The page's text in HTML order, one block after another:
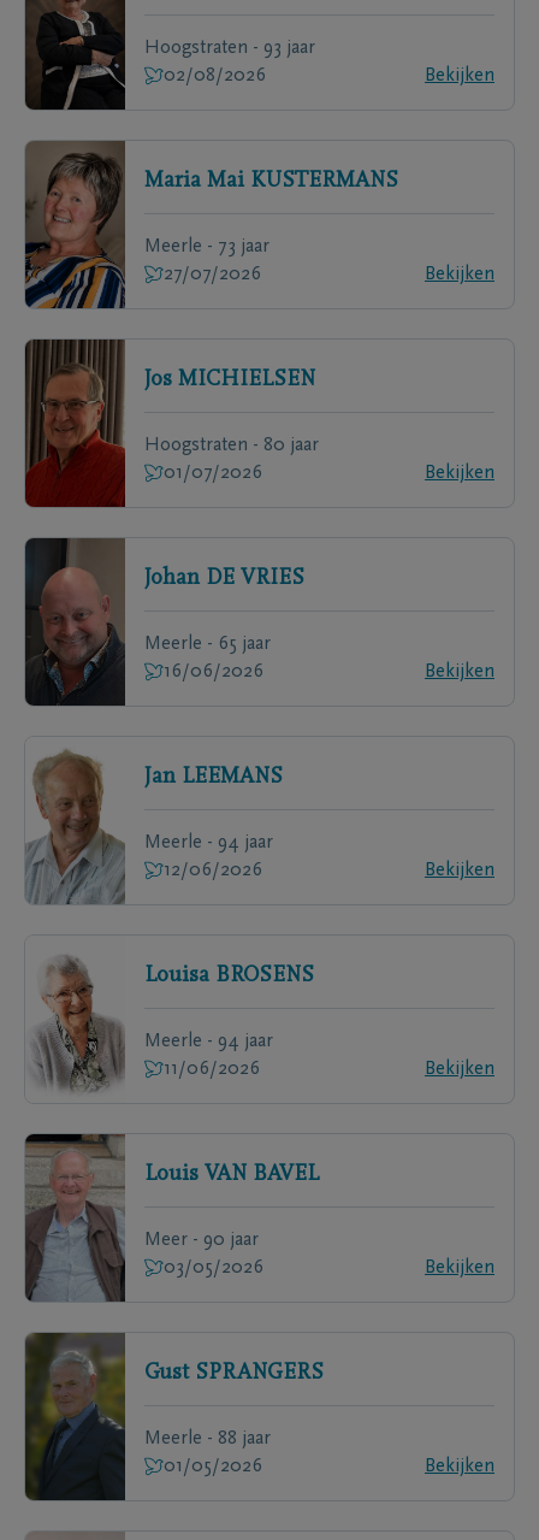
Hoogstraten - 93 jaar
02/08/2026
Bekijken
Maria Mai KUSTERMANS
Meerle - 73 jaar
27/07/2026
Bekijken
Jos MICHIELSEN
Hoogstraten - 80 jaar
01/07/2026
Bekijken
Johan DE VRIES
Meerle - 65 jaar
16/06/2026
Bekijken
Jan LEEMANS
Meerle - 94 jaar
12/06/2026
Bekijken
Louisa BROSENS
Meerle - 94 jaar
11/06/2026
Bekijken
Louis VAN BAVEL
Meer - 90 jaar
03/05/2026
Bekijken
Gust SPRANGERS
Meerle - 88 jaar
01/05/2026
Bekijken